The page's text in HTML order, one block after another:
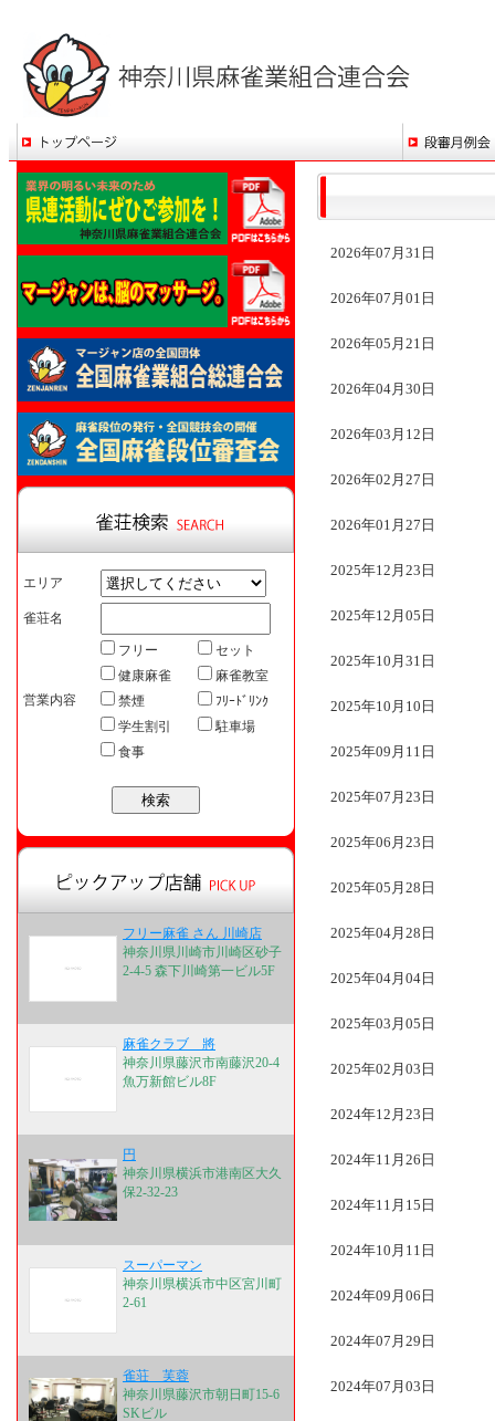
エリア
雀荘名
営業内容
フリー
セット
健康麻雀
麻雀教室
禁煙
ﾌﾘｰﾄﾞﾘﾝｸ
学生割引
駐車場
食事
フリー麻雀 さん 川崎店
神奈川県川崎市川崎区砂子
2-4-5 森下川崎第一ビル5F
麻雀クラブ 將
神奈川県藤沢市南藤沢20-4
魚万新館ビル8F
円
神奈川県横浜市港南区大久
保2-32-23
スーパーマン
神奈川県横浜市中区宮川町
2-61
雀荘 芙蓉
神奈川県藤沢市朝日町15-6
SKビル
2026年07月31日
2026年07月01日
2026年05月21日
2026年04月30日
2026年03月12日
2026年02月27日
2026年01月27日
2025年12月23日
2025年12月05日
2025年10月31日
2025年10月10日
2025年09月11日
2025年07月23日
2025年06月23日
2025年05月28日
2025年04月28日
2025年04月04日
2025年03月05日
2025年02月03日
2024年12月23日
2024年11月26日
2024年11月15日
2024年10月11日
2024年09月06日
2024年07月29日
2024年07月03日